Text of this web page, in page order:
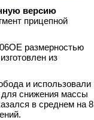
версию
прицепной
размерностью
из
и использовали
снижения массы
в среднем на 8